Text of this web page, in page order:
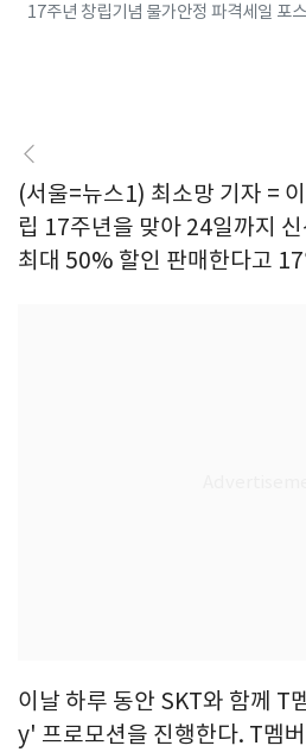
17주년 창립기념 물가안정 파격세일 포
(서울=뉴스1) 최소망 기자 =
립 17주년을 맞아 24일까지
최대 50% 할인 판매한다고
이날 하루 동안 SKT와 함께 T
y' 프로모션을 진행한다. T멤